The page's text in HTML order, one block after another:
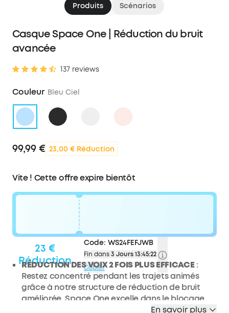
Produits Scénarios
Casque Space One | Réduction du bruit
avancée
137 reviews
Couleur Bleu Ciel
99,99 € 23,00 € Réduction
Vite ! Cette offre expire bientôt
23 €
Réduction
Code: WS24FEFJWB
Fin dans3 Jours 13:45:22
Copier
RÉDUCTION DES VOIX 2 FOIS PLUS EFFICACE:
Restez concentré pendant les trajets animés
grâce à notre structure de réduction de bruit
améliorée. Space One excelle dans le blocage
des sons de moyenne à haute fréquence avec
En savoir plus